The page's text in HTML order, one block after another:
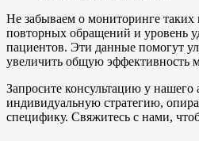
Не забываем о мониторинге таких
повторных обращений и уровень
пациентов. Эти данные помогут
увеличить общую эффективность
Запросите консультацию у нашего
индивидуальную стратегию,
специфику. Свяжитесь с нами,